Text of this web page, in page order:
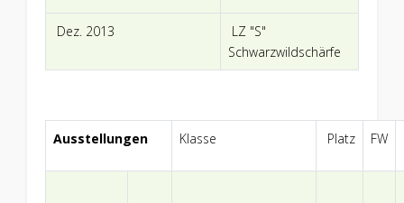
Dez. 2013
LZ "S"
Schwarzwildschärfe
Ausstellungen Klasse Platz FW